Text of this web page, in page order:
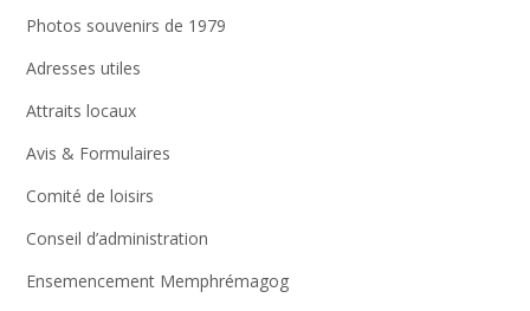
Photos souvenirs de 1979
Adresses utiles
Attraits locaux
Avis & Formulaires
Comité de loisirs
Conseil d’administration
Ensemencement Memphrémagog